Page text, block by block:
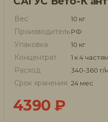
Вес 10 кг
ПроизводительРФ
Упаковка 10 кг
Концентрат 1 к 4
Расход 340-360 г/
Срок хранения 24 мес
4390 ₽